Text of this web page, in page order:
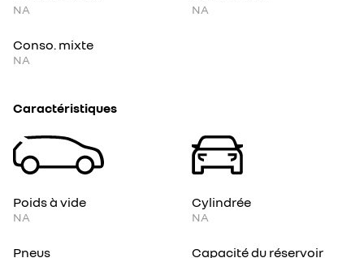
NA NA
Conso. mixte
NA
Caractéristiques
Poids à vide
NA
Cylindrée
NA
Pneus Capacité du réservoir